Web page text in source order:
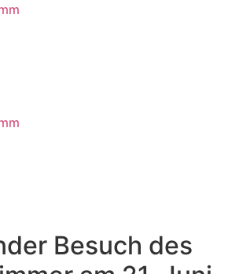
Besuch des